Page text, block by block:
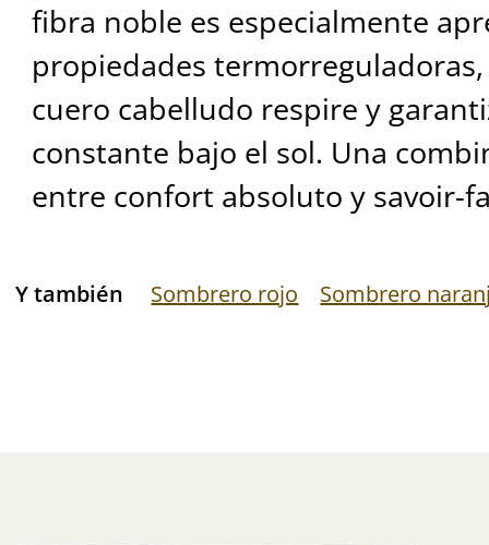
fibra noble es especialmente
propiedades
cuero cabelludo respire y
constante bajo el sol. Una
entre confort absoluto y savoir-
Y también Sombrero rojo Sombrero